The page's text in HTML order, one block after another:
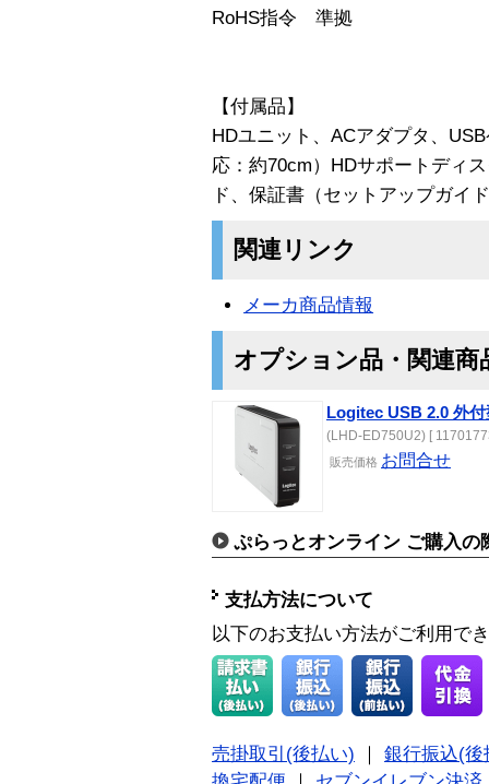
RoHS指令 準拠
【付属品】
HDユニット、ACアダプタ、
応：約70cm）HDサポートディ
ド、保証書（セットアップガイ
関連リンク
メーカ商品情報
オプション品・関連商
Logitec USB 2.0 外
(LHD-ED750U2) [
販売価格 お問合せ
ぷらっとオンライン ご購入の
支払方法について
以下のお支払い方法がご利用で
売掛取引(後払い)
銀行振込(後